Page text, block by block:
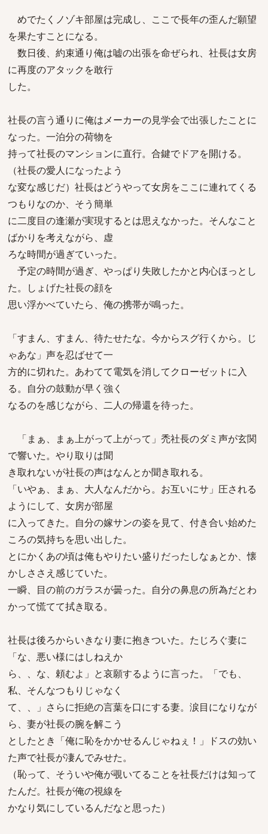
めでたくノゾキ部屋は完成し、ここで長年の歪んだ願望
を果たすことになる。
数日後、約束通り俺は嘘の出張を命ぜられ、社長は女房
に再度のアタックを敢行
した。
社長の言う通りに俺はメーカーの見学会で出張したことに
なった。一泊分の荷物を
持って社長のマンションに直行。合鍵でドアを開ける。
（社長の愛人になったよう
な変な感じだ）社長はどうやって女房をここに連れてくる
つもりなのか、そう簡単
に二度目の逢瀬が実現するとは思えなかった。そんなこと
ばかりを考えながら、虚
ろな時間が過ぎていった。
予定の時間が過ぎ、やっぱり失敗したかと内心ほっとし
た。しょげた社長の顔を
思い浮かべていたら、俺の携帯が鳴った。
「すまん、すまん、待たせたな。今からスグ行くから。じ
ゃあな」声を忍ばせて一
方的に切れた。あわてて電気を消してクローゼットに入
る。自分の鼓動が早く強く
なるのを感じながら、二人の帰還を待った。
「まぁ、まぁ上がって上がって」禿社長のダミ声が玄関
で響いた。やり取りは聞
き取れないが社長の声はなんとか聞き取れる。
「いやぁ、まぁ、大人なんだから。お互いにサ」圧される
ようにして、女房が部屋
に入ってきた。自分の嫁サンの姿を見て、付き合い始めた
ころの気持ちを思い出した。
とにかくあの頃は俺もやりたい盛りだったしなぁとか、懐
かしささえ感じていた。
一瞬、目の前のガラスが曇った。自分の鼻息の所為だとわ
かって慌てて拭き取る。
社長は後ろからいきなり妻に抱きついた。たじろぐ妻に
「な、悪い様にはしねえか
ら、、な、頼むよ」と哀願するように言った。「でも、
私、そんなつもりじゃなく
て、、」さらに拒絶の言葉を口にする妻。涙目になりなが
ら、妻が社長の腕を解こう
としたとき「俺に恥をかかせるんじゃねぇ！」ドスの効い
た声で社長が凄んでみせた。
（恥って、そういや俺が覗いてることを社長だけは知って
たんだ。社長が俺の視線を
かなり気にしているんだなと思った）